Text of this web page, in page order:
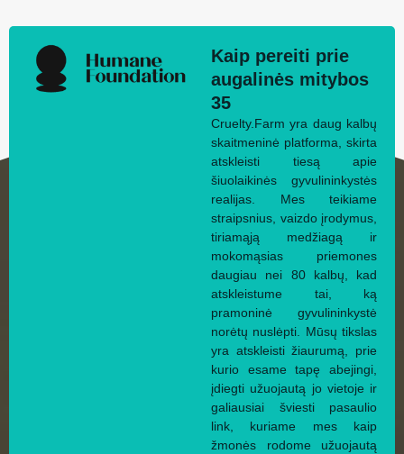
Kaip pereiti prie
augalinės mitybos
35
Cruelty.Farm yra daug kalbų
skaitmeninė platforma, skirta
atskleisti tiesą apie
šiuolaikinės gyvulininkystės
realijas. Mes teikiame
straipsnius, vaizdo įrodymus,
tiriamąją medžiagą ir
mokomąsias priemones
daugiau nei 80 kalbų, kad
atskleistume tai, ką
pramoninė gyvulininkystė
norėtų nuslėpti. Mūsų tikslas
yra atskleisti žiaurumą, prie
kurio esame tapę abejingi,
įdiegti užuojautą jo vietoje ir
galiausiai šviesti pasaulio
link, kuriame mes kaip
žmonės rodome užuojautą